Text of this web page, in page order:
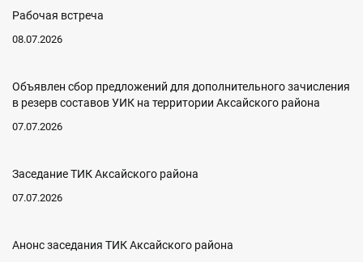
Рабочая встреча
08.07.2026
Объявлен сбор предложений для дополнительного зачисления
в резерв составов УИК на территории Аксайского района
07.07.2026
Заседание ТИК Аксайского района
07.07.2026
Анонс заседания ТИК Аксайского района